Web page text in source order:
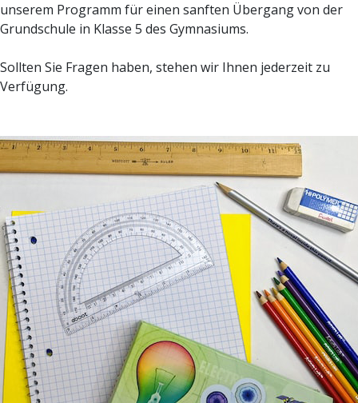
unserem Programm für einen sanften Übergang von der
Grundschule in Klasse 5 des Gymnasiums.
Sollten Sie Fragen haben, stehen wir Ihnen jederzeit zu
Verfügung.